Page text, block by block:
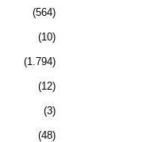
564
10
1.794
12
3
48